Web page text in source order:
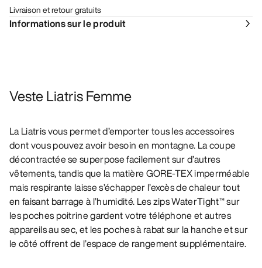
Livraison et retour gratuits
Informations sur le produit
Veste Liatris Femme
La Liatris vous permet d’emporter tous les accessoires
dont vous pouvez avoir besoin en montagne. La coupe
décontractée se superpose facilement sur d’autres
vêtements, tandis que la matière GORE-TEX imperméable
mais respirante laisse s’échapper l’excès de chaleur tout
en faisant barrage à l’humidité. Les zips WaterTight™ sur
les poches poitrine gardent votre téléphone et autres
appareils au sec, et les poches à rabat sur la hanche et sur
le côté offrent de l’espace de rangement supplémentaire.